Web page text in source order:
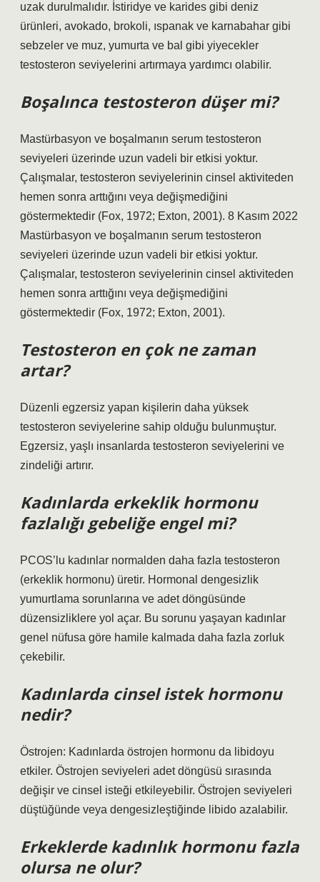
uzak durulmalıdır. İstiridye ve karides gibi deniz
ürünleri, avokado, brokoli, ıspanak ve karnabahar gibi
sebzeler ve muz, yumurta ve bal gibi yiyecekler
testosteron seviyelerini artırmaya yardımcı olabilir.
Boşalınca testosteron düşer mi?
Mastürbasyon ve boşalmanın serum testosteron
seviyeleri üzerinde uzun vadeli bir etkisi yoktur.
Çalışmalar, testosteron seviyelerinin cinsel aktiviteden
hemen sonra arttığını veya değişmediğini
göstermektedir (Fox, 1972; Exton, 2001). 8 Kasım 2022
Mastürbasyon ve boşalmanın serum testosteron
seviyeleri üzerinde uzun vadeli bir etkisi yoktur.
Çalışmalar, testosteron seviyelerinin cinsel aktiviteden
hemen sonra arttığını veya değişmediğini
göstermektedir (Fox, 1972; Exton, 2001).
Testosteron en çok ne zaman
artar?
Düzenli egzersiz yapan kişilerin daha yüksek
testosteron seviyelerine sahip olduğu bulunmuştur.
Egzersiz, yaşlı insanlarda testosteron seviyelerini ve
zindeliği artırır.
Kadınlarda erkeklik hormonu
fazlalığı gebeliğe engel mi?
PCOS’lu kadınlar normalden daha fazla testosteron
(erkeklik hormonu) üretir. Hormonal dengesizlik
yumurtlama sorunlarına ve adet döngüsünde
düzensizliklere yol açar. Bu sorunu yaşayan kadınlar
genel nüfusa göre hamile kalmada daha fazla zorluk
çekebilir.
Kadınlarda cinsel istek hormonu
nedir?
Östrojen: Kadınlarda östrojen hormonu da libidoyu
etkiler. Östrojen seviyeleri adet döngüsü sırasında
değişir ve cinsel isteği etkileyebilir. Östrojen seviyeleri
düştüğünde veya dengesizleştiğinde libido azalabilir.
Erkeklerde kadınlık hormonu fazla
olursa ne olur?